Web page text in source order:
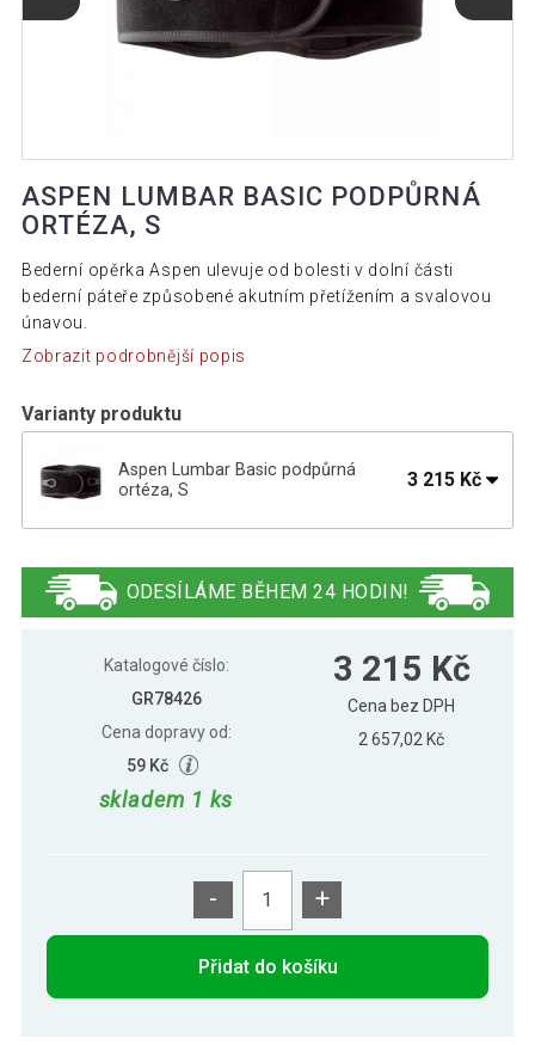
ASPEN LUMBAR BASIC PODPŮRNÁ
ORTÉZA, S
Bederní opěrka Aspen ulevuje od bolesti v dolní části
bederní páteře způsobené akutním přetížením a svalovou
únavou.
Zobrazit podrobnější popis
Varianty produktu
Aspen Lumbar Basic podpůrná
ortéza, S
3 215 Kč
L
XS
3 536 Kč
ODESÍLÁME BĚHEM 24 HODIN!
Katalogové číslo:
GR78426
Cena dopravy od:
59 Kč
skladem 1 ks
3 215 Kč
Cena bez DPH
2 657,02 Kč
- +
Přidat do košíku